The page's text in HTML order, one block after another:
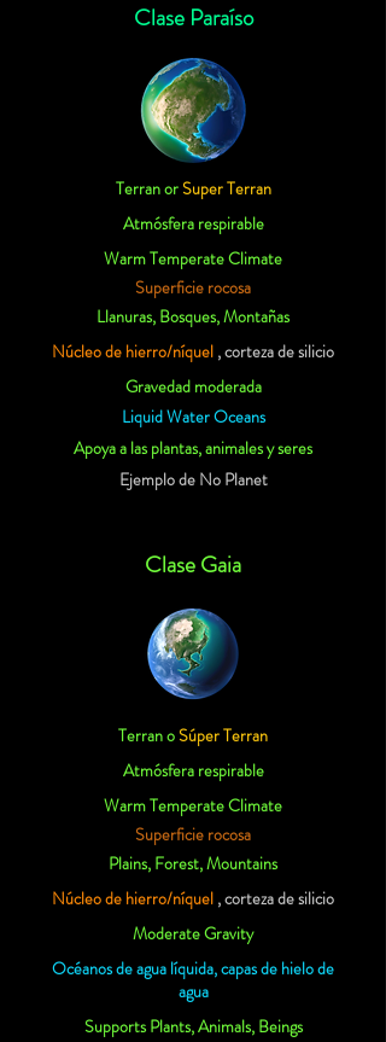
Clase Paraíso
Terran or Super Terran
Atmósfera respirable
Warm Temperate Climate
Superficie rocosa
Llanuras, Bosques, Montañas
Núcleo de hierro/níquel , corteza de silicio
Gravedad moderada
Liquid Water Oceans
Apoya a las plantas, animales y seres
Ejemplo de No Planet
Clase Gaia
Terran o Súper Terran
Atmósfera respirable
Warm Temperate Climate
Superficie rocosa
Plains, Forest, Mountains
Núcleo de hierro/níquel , corteza de silicio
Moderate Gravity
Océanos de agua líquida, capas de hielo de
agua
Supports Plants, Animals, Beings